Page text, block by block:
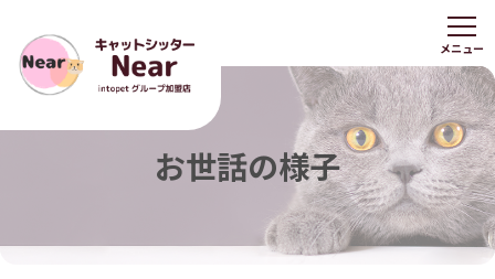
お世話の様子